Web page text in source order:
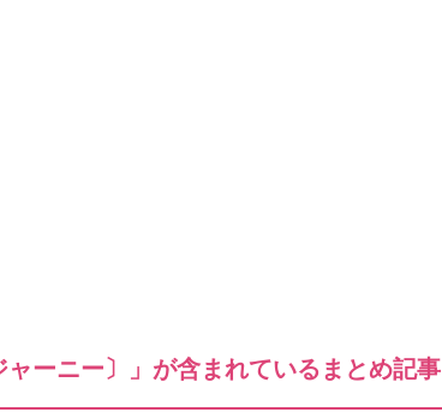
ーニー〕」が含まれているまとめ記事